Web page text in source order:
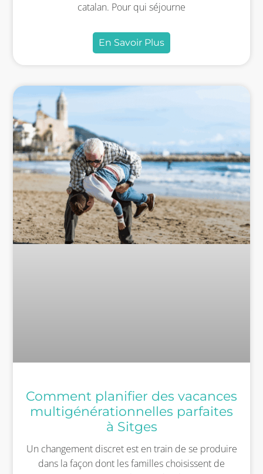
catalan. Pour qui séjourne
En Savoir Plus
Comment planifier des vacances
multigénérationnelles parfaites
à Sitges
Un changement discret est en train de se produire
dans la façon dont les familles choisissent de